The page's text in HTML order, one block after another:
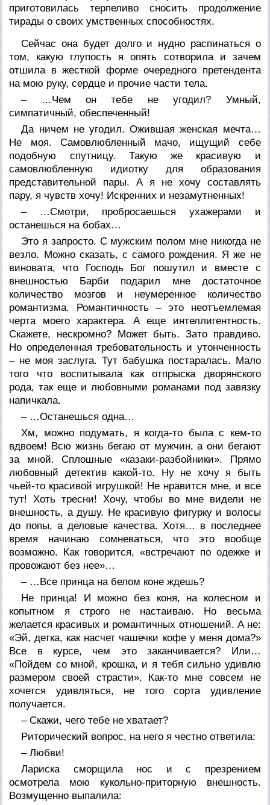
приготовилась терпеливо сносить продолжение
тирады о своих умственных способностях.
Сейчас она будет долго и нудно распинаться о
том, какую глупость я опять сотворила и зачем
отшила в жесткой форме очередного претендента
на мою руку, сердце и прочие части тела.
– …Чем он тебе не угодил? Умный,
симпатичный, обеспеченный!
Да ничем не угодил. Ожившая женская мечта…
Не моя. Самовлюбленный мачо, ищущий себе
подобную спутницу. Такую же красивую и
самовлюбленную идиотку для образования
представительной пары. А я не хочу составлять
пару, я чувств хочу! Искренних и незамутненных!
– …Смотри, пробросаешься ухажерами и
останешься на бобах…
Это я запросто. С мужским полом мне никогда не
везло. Можно сказать, с самого рождения. Я же не
виновата, что Господь Бог пошутил и вместе с
внешностью Барби подарил мне достаточное
количество мозгов и неумеренное количество
романтизма. Романтичность – это неотъемлемая
черта моего характера. А еще интеллигентность.
Скажете, нескромно? Может быть. Зато правдиво.
Но определенная требовательность и утонченность
– не моя заслуга. Тут бабушка постаралась. Мало
того что воспитывала как отпрыска дворянского
рода, так еще и любовными романами под завязку
напичкала.
– …Останешься одна…
Хм, можно подумать, я когда-то была с кем-то
вдвоем! Всю жизнь бегаю от мужчин, а они бегают
за мной. Сплошные «казаки-разбойники». Прямо
любовный детектив какой-то. Ну не хочу я быть
чьей-то красивой игрушкой! Не нравится мне, и все
тут! Хоть тресни! Хочу, чтобы во мне видели не
внешность, а душу. Не красивую фигурку и волосы
до попы, а деловые качества. Хотя… в последнее
время начинаю сомневаться, что это вообще
возможно. Как говорится, «встречают по одежке и
провожают без нее»…
– …Все принца на белом коне ждешь?
Не принца! И можно без коня, на колесном и
копытном я строго не настаиваю. Но весьма
желается красивых и романтичных отношений. А не:
«Эй, детка, как насчет чашечки кофе у меня дома?»
Все в курсе, чем это заканчивается? Или…
«Пойдем со мной, крошка, и я тебя сильно удивлю
размером своей страсти». Как-то мне совсем не
хочется удивляться, не того сорта удивление
получается.
– Скажи, чего тебе не хватает?
Риторический вопрос, на него я честно ответила:
– Любви!
Лариска сморщила нос и с презрением
осмотрела мою кукольно-приторную внешность.
Возмущенно выпалила: